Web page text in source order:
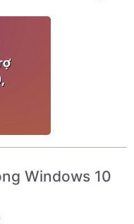
Windows 10